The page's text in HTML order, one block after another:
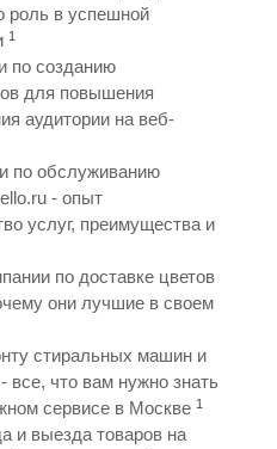
роль в успешной
1
по созданию
для повышения
аудитории на веб-
по обслуживанию
- опыт
услуг, преимущества и
по доставке цветов
они лучшие в своем
стиральных машин и
все, что вам нужно знать
сервисе в Москве 1
и выезда товаров на